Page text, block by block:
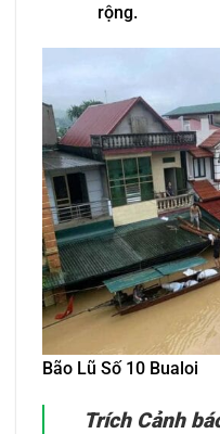
rộng.
Bão Lũ Số 10 Bualoi
Trích Cảnh